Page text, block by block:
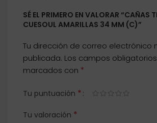
SÉ EL PRIMERO EN VALORAR “CAÑAS
CUESOUL AMARILLAS 34 MM (C)”
Tu dirección de correo electrónico
publicada. Los campos
marcados con *
Tu puntuación *
Tu valoración *